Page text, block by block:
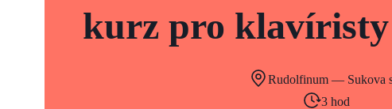
kurz pro klavíristy
Rudolfinum — Sukova
3 hod